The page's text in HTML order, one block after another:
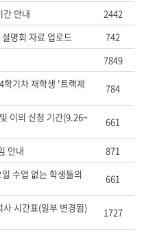
간 안내
2442
명회 자료 업로드
742
7849
기차 재학생 '트랙제 784
이의 신청 기간(9.26~ 661
안내 871
수업 없는 학생들의 661
시간표(일부 변경됨) 1727